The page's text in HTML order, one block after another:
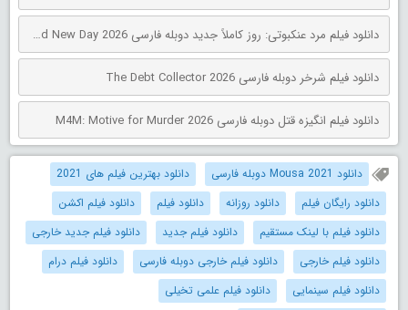
دانلود فیلم مرد عنکبوتی: روز کاملاً جدید دوبله فارسی Spider-Man: Brand New Day 2026
دانلود فیلم شرخر دوبله فارسی The Debt Collector 2026
دانلود فیلم انگیزه قتل دوبله فارسی M4M: Motive for Murder 2026
دانلود Mousa 2021 دوبله فارسی
دانلود بهترین فیلم های 2021
دانلود رایگان فیلم
دانلود روزانه دانلود فیلم
دانلود فیلم اکشن
دانلود فیلم با لینک مستقیم
دانلود فیلم جدید
دانلود فیلم جدید خارجی
دانلود فیلم خارجی
دانلود فیلم خارجی دوبله فارسی
دانلود فیلم درام
دانلود فیلم سینمایی
دانلود فیلم علمی تخیلی